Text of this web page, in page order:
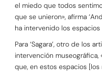
el miedo que todos
que se unieron», afirma
ha intervenido los espacios
Para ‘Sagara’, otro de los
intervención museográfica,
que, en estos espacios